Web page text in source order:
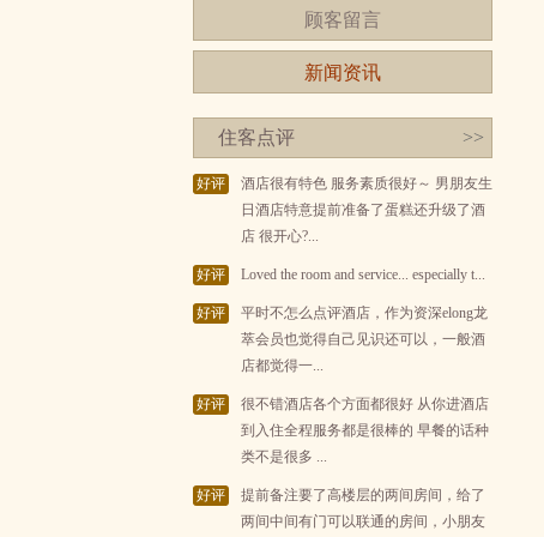
顾客留言
新闻资讯
住客点评 >>
好评
酒店很有特色 服务素质很好～ 男朋友生
日酒店特意提前准备了蛋糕还升级了酒
店 很开心?...
好评 Loved the room and service... especially t...
好评
平时不怎么点评酒店，作为资深elong龙
萃会员也觉得自己见识还可以，一般酒
店都觉得一...
好评
很不错酒店各个方面都很好 从你进酒店
到入住全程服务都是很棒的 早餐的话种
类不是很多 ...
好评
提前备注要了高楼层的两间房间，给了
两间中间有门可以联通的房间，小朋友